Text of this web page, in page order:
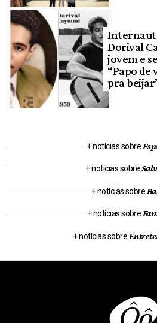
Dorival
jovem e
“Papo
pra
+ notícias sobre
+ notícias sobre
+ notícias sobre
+ notícias sobre
+ notícias sobre